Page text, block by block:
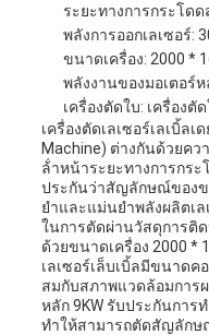
ความ
ส่วน
ระยะทางการกระโด
พลังการออกเลเซอร์:
ขนาดเครื่อง: 2000 *
พลังงานของมอเตอร์ห
เครื่องตัดใบ: เครื่องตั
เครื่องตัดเลเซอร์เลเบิ้ลเ
Machine) ต่างกันด้วยค
ล้ําหน้าระยะทางการกระ
ประกันว่าสัญลักษณ์ของข
ยําและแม่นยําพลังผลิตเล
ในการตัดผ่านวัสดุการติ
ด้วยขนาดเครื่อง 2000 *
เลเซอร์เล็บเบิ้ลมีขนาด
สมกับสภาพแวดล้อมการ
หลัก 9KW รับประกันการ
ทําให้สามารถตัดสัญลักษ